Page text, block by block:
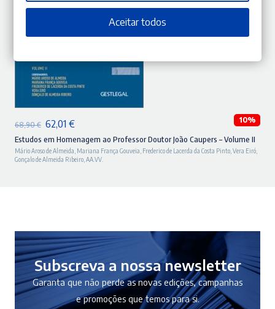
68,90€ O
preço
original
62,01 €O
preço
atual
10%
Estudos em Homenagem ao Professor Doutor João Caupers – Volume II
Mário Aroso de Almeida Mariana França Gouveia Frederico de Lacerda da Costa Pinto Vera Eiró
Gonçalo de Almeida Ribeiro AA.VV.
Subscreva a nossa newsletter
Garanta que não perde as novas edições, campanhas
e promoções que temos para si.
Aceitar todos